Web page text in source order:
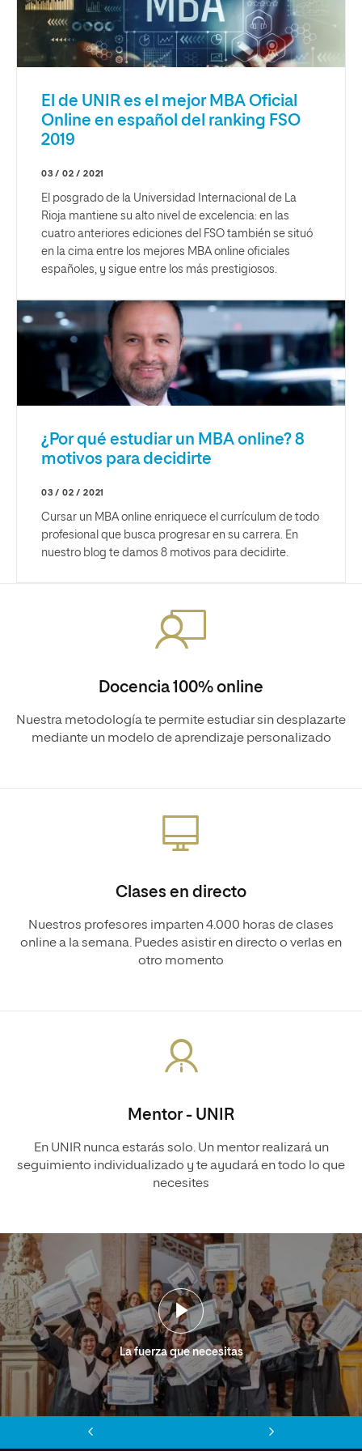
El de UNIR es el mejor MBA Oficial
Online en español del ranking FSO
2019
03 / 02 / 2021
El posgrado de la Universidad Internacional de La
Rioja mantiene su alto nivel de excelencia: en las
cuatro anteriores ediciones del FSO también se situó
en la cima entre los mejores MBA online oficiales
españoles, y sigue entre los más prestigiosos.
¿Por qué estudiar un MBA online? 8
motivos para decidirte
03 / 02 / 2021
Cursar un MBA online enriquece el currículum de todo
profesional que busca progresar en su carrera. En
nuestro blog te damos 8 motivos para decidirte.
Docencia 100% online
Nuestra metodología te permite estudiar sin desplazarte
mediante un modelo de aprendizaje personalizado
Clases en directo
Nuestros profesores imparten 4.000 horas de clases
online a la semana. Puedes asistir en directo o verlas en
otro momento
Mentor - UNIR
En UNIR nunca estarás solo. Un mentor realizará un
seguimiento individualizado y te ayudará en todo lo que
necesites
La fuerza que necesitas